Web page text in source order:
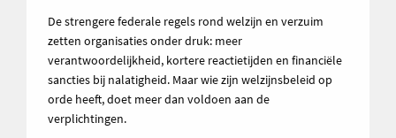
De strengere federale regels rond welzijn en verzuim
zetten organisaties onder druk: meer
verantwoordelijkheid, kortere reactietijden en financiële
sancties bij nalatigheid. Maar wie zijn welzijnsbeleid op
orde heeft, doet meer dan voldoen aan de
verplichtingen.